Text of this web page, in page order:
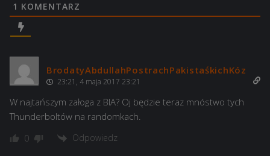
1 KOMENTARZ
BrodatyAbdullahPostrachPakistaśkichKóz
23:21, 4 maja 2017 23:21
W najtańszym załoga z BIA? Oj będzie teraz mnóstwo tych
Thunderboltów na randomkach.
0 Odpowiedz